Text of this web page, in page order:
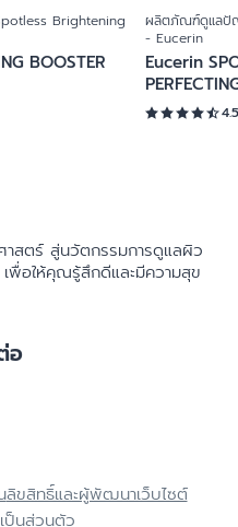
Brightening
BOOSTER
ผลิตภัณฑ์ดูแลปั
- Eucerin
Eucerin
4.5
าสตร์ สู่นวัตกรรมการดูแลผิว
อให้คุณรู้สึกดีและมีความสุข
อ
ลิขสิทธิ์และผู้พัฒนาเว็บไซต์
ป็นส่วนตัว